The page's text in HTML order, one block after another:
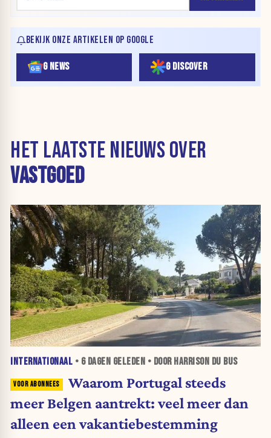
BEKIJK ONZE ARTIKELEN OP GOOGLE
G NEWS G DISCOVER
HET LAATSTE NIEUWS OVER
VASTGOED
INTERNATIONAAL • 6 DAGEN GELEDEN • DOOR HARRISON DU BUS
Waarom Portugal steeds
meer Belgen aantrekt: veel meer dan
alleen een vakantiebestemming